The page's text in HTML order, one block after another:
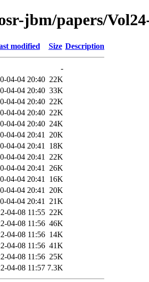
jbm/papers/
modified Size Description
-
04-04 20:40 22K
04-04 20:40 33K
04-04 20:40 22K
04-04 20:40 22K
04-04 20:40 24K
04-04 20:41
20K
04-04 20:41
18K
04-04 20:41
22K
04-04 20:41
26K
04-04 20:41
16K
04-04 20:41
20K
04-04 20:41
21K
04-08 11:55 22K
04-08 11:56 46K
04-08 11:56 14K
04-08 11:56 41K
04-08 11:56 25K
04-08 11:57 7.3K